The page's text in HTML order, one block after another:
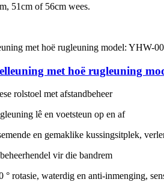
51cm of 56cm wees.
met hoë rugleuning
rolstoel met afstandbeheer
lê en voetsteun op en af
en gemaklike kussingsitplek,
vir die bandrem
° rotasie, waterdig en anti-inmenging,